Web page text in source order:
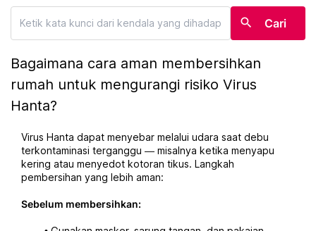
search Cari
Bagaimana cara aman membersihkan
rumah untuk mengurangi risiko Virus
Hanta?
Virus Hanta dapat menyebar melalui udara saat debu
terkontaminasi terganggu — misalnya ketika menyapu
kering atau menyedot kotoran tikus. Langkah
pembersihan yang lebih aman:
Sebelum membersihkan: